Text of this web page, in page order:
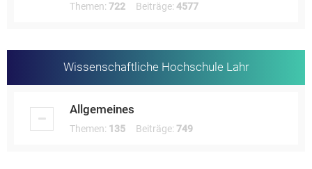
Themen: 722 Beiträge: 4577
Wissenschaftliche Hochschule Lahr
Allgemeines
Themen: 135 Beiträge: 749